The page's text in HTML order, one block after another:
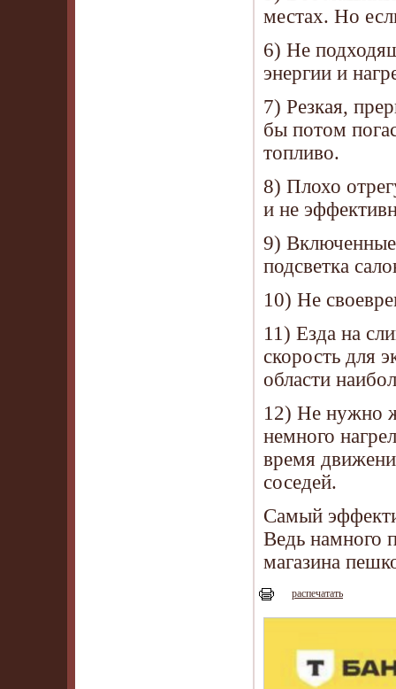
местах. Но
6) Не
энергии и
7) Резкая,
бы потом
топливо.
8) Плохо
и не
9) Включенные
подсветка
10) Не
11) Езда на
скорость для
области
12) Не нужно
немного
время
соседей.
Самый
Ведь намного
магазина
распечатать